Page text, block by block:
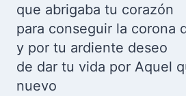
que abrigaba tu corazón
para conseguir la corona
y por tu ardiente deseo
de dar tu vida por Aquel
nuevo